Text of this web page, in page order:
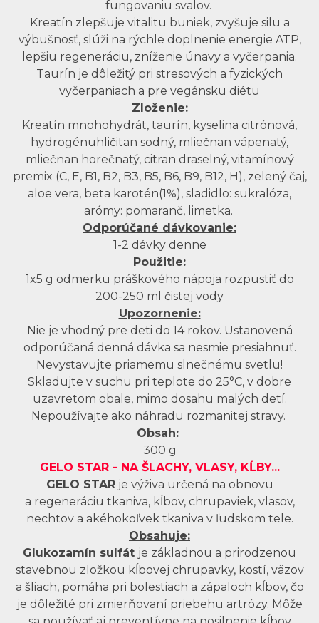
fungovaniu svalov.
Kreatín zlepšuje vitalitu buniek, zvyšuje silu a
výbušnosť, slúži na rýchle doplnenie energie ATP,
lepšiu regeneráciu, zníženie únavy a vyčerpania.
Taurín je dôležitý pri stresových a fyzických
vyčerpaniach a pre vegánsku diétu
Zloženie:
Kreatín mnohohydrát, taurín, kyselina citrónová,
hydrogénuhličitan sodný, mliečnan vápenatý,
mliečnan horečnatý, citran draselný, vitamínový
premix (C, E, B1, B2, B3, B5, B6, B9, B12, H), zelený čaj,
aloe vera, beta karotén(1%), sladidlo: sukralóza,
arómy: pomaranč, limetka.
Odporúčané dávkovanie:
1-2 dávky denne
Použitie:
1x5 g odmerku práškového nápoja rozpustiť do
200-250 ml čistej vody
Upozornenie:
Nie je vhodný pre deti do 14 rokov. Ustanovená
odporúčaná denná dávka sa nesmie presiahnuť.
Nevystavujte priamemu slnečnému svetlu!
Skladujte v suchu pri teplote do 25°C, v dobre
uzavretom obale, mimo dosahu malých detí.
Nepoužívajte ako náhradu rozmanitej stravy.
Obsah:
300 g
GELO STAR - NA ŠLACHY, VLASY, KĹBY...
GELO STARje výživa určená na obnovu
a regeneráciu tkaniva, kĺbov, chrupaviek, vlasov,
nechtov a akéhokoľvek tkaniva v ľudskom tele.
Obsahuje:
Glukozamín sulfát je základnou a prirodzenou
stavebnou zložkou kĺbovej chrupavky, kostí, väzov
a šliach, pomáha pri bolestiach a zápaloch kĺbov, čo
je dôležité pri zmierňovaní priebehu artrózy. Môže